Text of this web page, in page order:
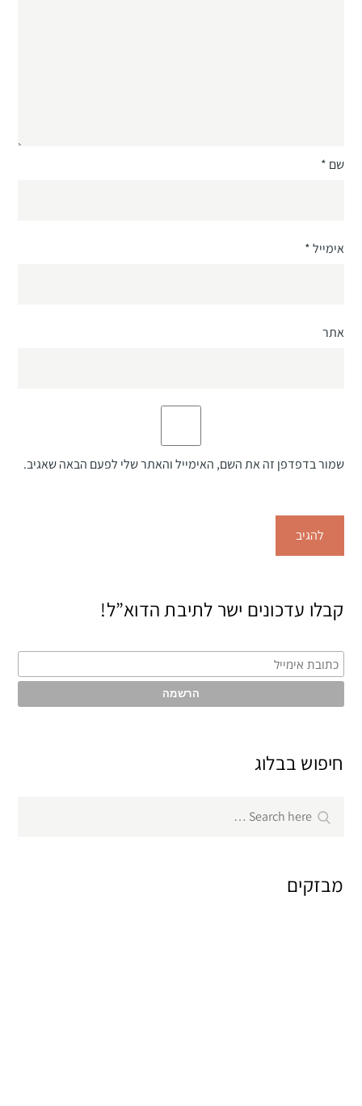
שם *
אימייל*
אתר
שמור בדפדפן זה את השם, האימייל והאתר שלי לפעם הבאה שאגיב.
קבלו עדכונים ישר לתיבת הדוא”ל!
חיפוש בבלוג
for:
Search
מבזקים